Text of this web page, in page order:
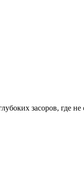
засоров, где